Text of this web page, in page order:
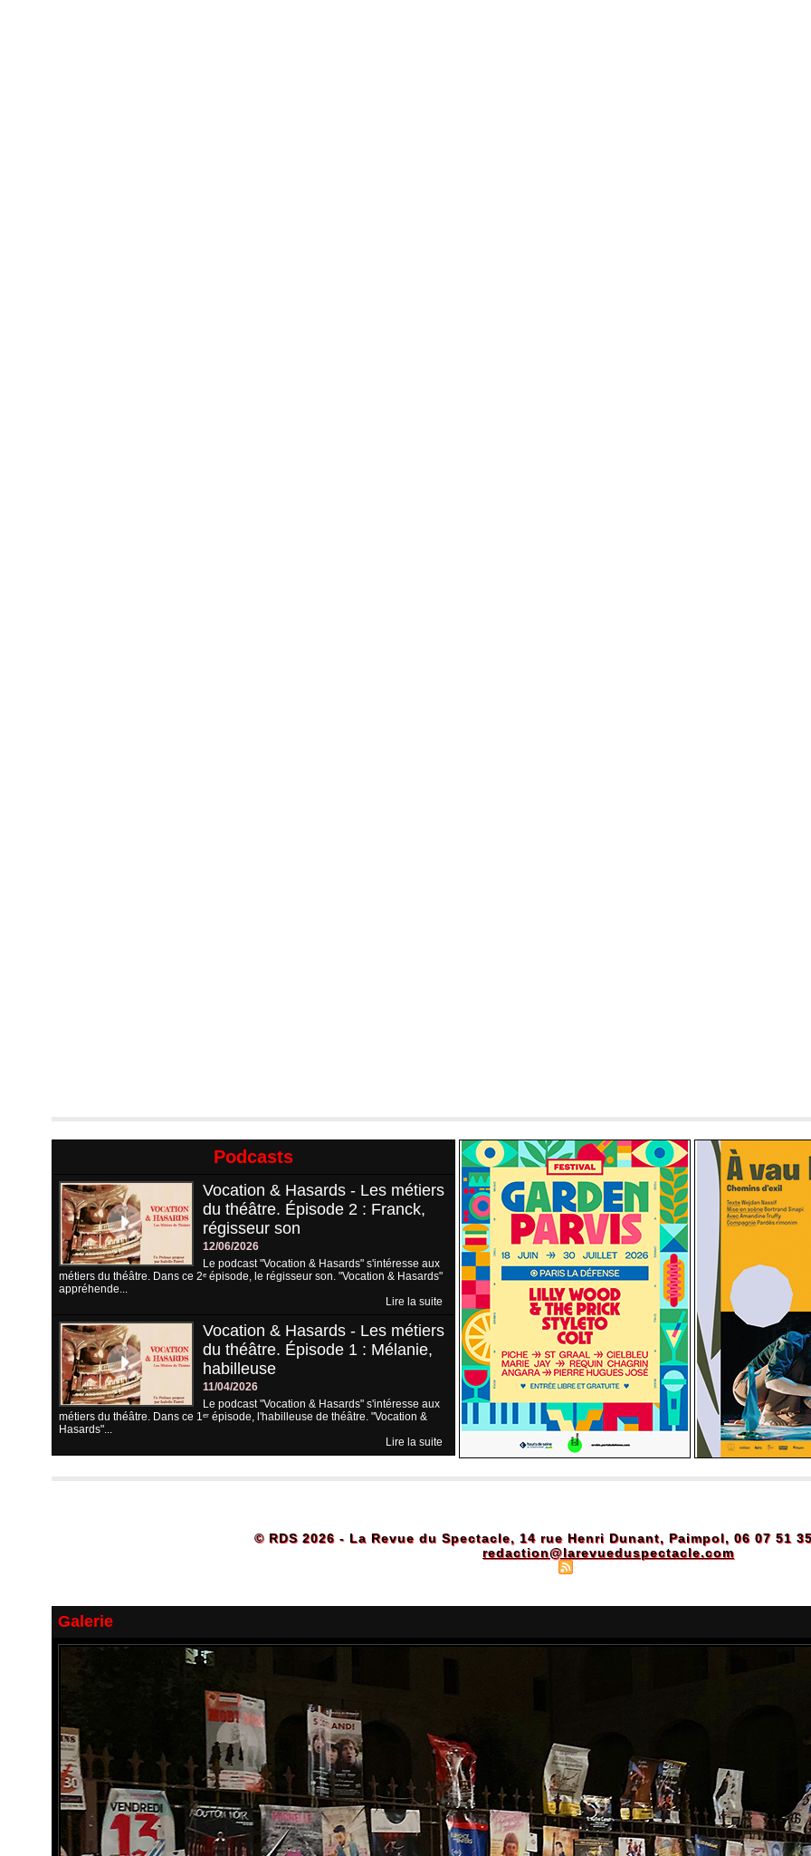
Podcasts
Vocation & Hasards - Les métiers
du théâtre. Épisode 2 : Franck,
régisseur son
12/06/2026
Le podcast "Vocation & Hasards" s'intéresse aux
métiers du théâtre. Dans ce 2ᵉ épisode, le régisseur son. "Vocation & Hasards"
appréhende...
Lire la suite
Vocation & Hasards - Les métiers
du théâtre. Épisode 1 : Mélanie,
habilleuse
11/04/2026
Le podcast "Vocation & Hasards" s'intéresse aux
métiers du théâtre. Dans ce 1ᵉʳ épisode, l'habilleuse de théâtre. "Vocation &
Hasards"...
Lire la suite
© RDS 2026 - La Revue du Spectacle, 14 rue Henri Dunant, Paimpol, 06 07 51
redaction@larevueduspectacle.com
Galerie